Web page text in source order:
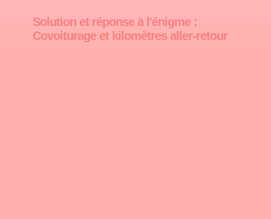
Solution et réponse à l'énigme :
Covoiturage et kilomètres aller-retour